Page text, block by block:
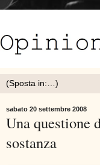
sabato 20 settembre 2008
Una questione
sostanza